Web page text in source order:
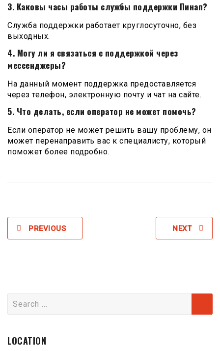
3. Каковы часы работы службы поддержки Пинап?
Служба поддержки работает круглосуточно, без
выходных.
4. Могу ли я связаться с поддержкой через
мессенджеры?
На данный момент поддержка предоставляется
через телефон, электронную почту и чат на сайте.
5. Что делать, если оператор не может помочь?
Если оператор не может решить вашу проблему, он
может перенаправить вас к специалисту, который
поможет более подробно.
PREVIOUS NEXT
for:
LOCATION